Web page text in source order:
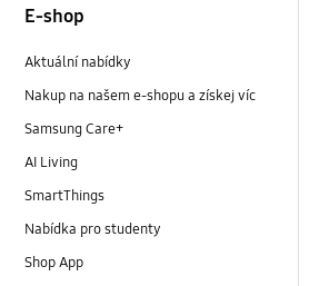
E-shop
Aktuální nabídky
Nakup na našem e-shopu a získej víc
Samsung Care+
AI Living
SmartThings
Nabídka pro studenty
Shop App